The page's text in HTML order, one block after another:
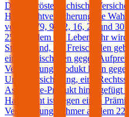
Die Oberösterreichische
Haftpflichtversicherung die Wahl
von € 7,79, 9, 12, 16, 20 und 30
25. und dem 69. Lebensjahr
Stufe 0 sind, ein Freischaden
einen Freischaden gegen
Versicherungsprodukt kann
Unfallversicherung, eine
Assistance-Produkt hinzugefügt
Haftpflicht ist gegen einen
Versicherungsnehmer ab dem